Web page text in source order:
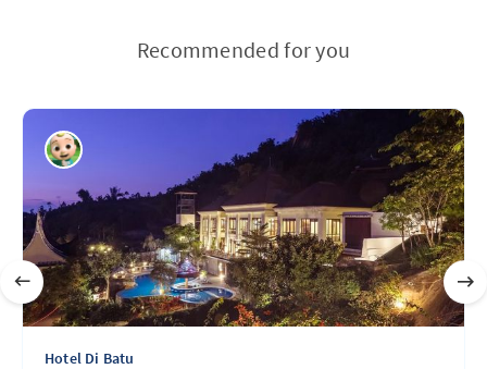
Recommended for you
Hotel Di Batu